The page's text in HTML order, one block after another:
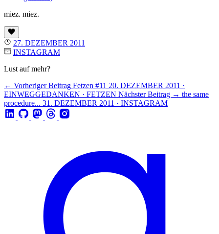
miez. miez.
27. DEZEMBER 2011
INSTAGRAM
Lust auf mehr?
← Vorheriger Beitrag Fetzen #11 20. DEZEMBER 2011 ·
EINWEGGEDANKEN · FETZEN Nächster Beitrag → the same
procedure... 31. DEZEMBER 2011 · INSTAGRAM